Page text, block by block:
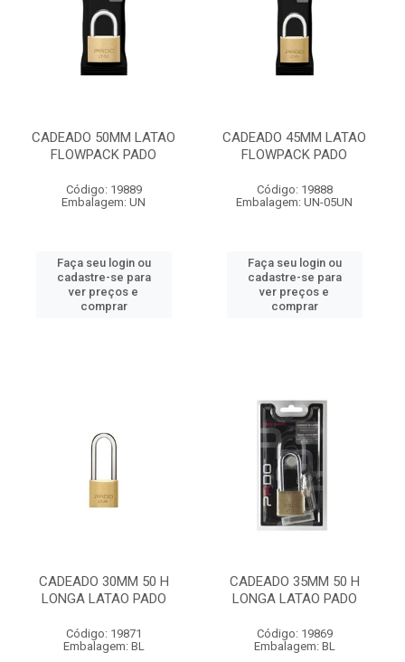
CADEADO 50MM LATAO
FLOWPACK PADO
Código: 19889
Embalagem: UN
Faça seu login ou
cadastre-se para
ver preços e
comprar
CADEADO 45MM LATAO
FLOWPACK PADO
Código: 19888
Embalagem: UN-05UN
Faça seu login ou
cadastre-se para
ver preços e
comprar
CADEADO 30MM 50 H
LONGA LATAO PADO
Código: 19871
Embalagem: BL
CADEADO 35MM 50 H
LONGA LATAO PADO
Código: 19869
Embalagem: BL